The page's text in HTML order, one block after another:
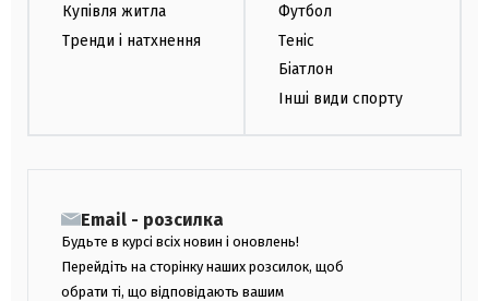
Купівля житла
Тренди і натхнення
Футбол
Теніс
Біатлон
Інші види спорту
Email - розсилка
Будьте в курсі всіх новин і оновлень!
Перейдіть на сторінку наших розсилок, щоб
обрати ті, що відповідають вашим